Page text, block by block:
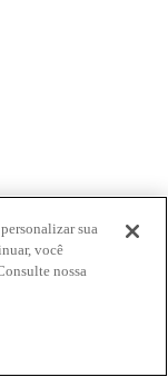
sua
você
nossa